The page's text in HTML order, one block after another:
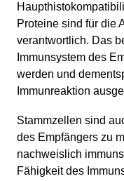
Proteine sind für die
verantwortlich. Das
Immunsystem des
werden und
Immunreaktion
Stammzellen sind
des Empfängers zu
nachweislich
Fähigkeit des